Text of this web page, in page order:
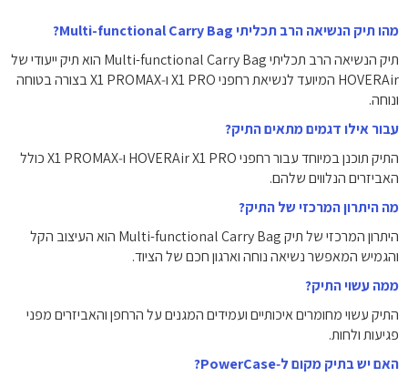
מהו תיק הנשיאה הרב תכליתי Multi-functional Carry Bag?
תיק הנשיאה הרב תכליתי Multi-functional Carry Bag הוא תיק ייעודי של
HOVERAir המיועד לנשיאת רחפני X1 PRO ו‑X1 PROMAX בצורה בטוחה
ונוחה.
עבור אילו דגמים מתאים התיק?
התיק תוכנן במיוחד עבור רחפני HOVERAir X1 PRO ו‑X1 PROMAX כולל
האביזרים הנלווים שלהם.
מה היתרון המרכזי של התיק?
היתרון המרכזי של תיק Multi-functional Carry Bag הוא העיצוב הקל
והגמיש המאפשר נשיאה נוחה וארגון חכם של הציוד.
ממה עשוי התיק?
התיק עשוי מחומרים איכותיים ועמידים המגנים על הרחפן והאביזרים מפני
פגיעות ולחות.
האם יש בתיק מקום ל‑PowerCase?